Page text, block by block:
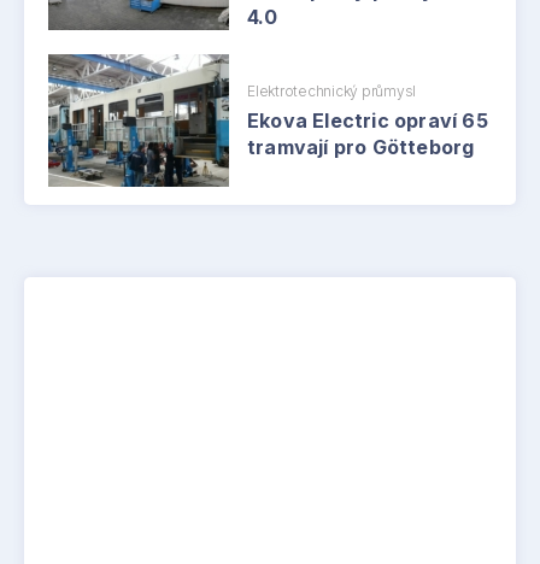
4.0
Elektrotechnický průmysl
Ekova Electric opraví 65
tramvají pro Götteborg